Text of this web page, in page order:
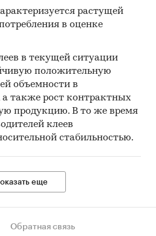
Statistics, Industrial
Food and Agriculture
Валютного
Monetary Fund).
банка (World Bank).
Trade Organization).
экономического
Trade Centre.
DISCOVERY
растущей
в оценке
в текущей ситуации
положительную
объемности в
а также рост контрактных
продукцию. В то же время
клеев
стабильностью.
еще
Обратная связь